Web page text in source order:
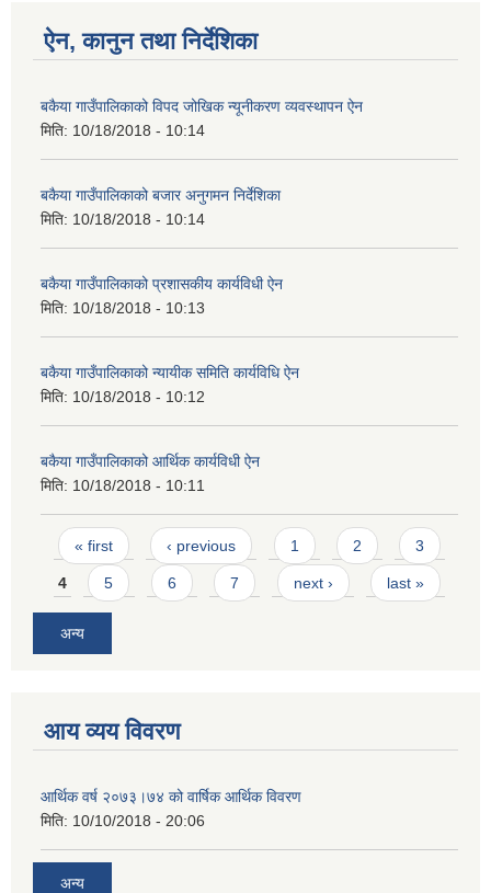
ऐन, कानुन तथा निर्देशिका
बकैया गाउँपालिकाको विपद जोखिक न्यूनीकरण व्यवस्थापन ऐन
मिति: 10/18/2018 - 10:14
बकैया गाउँपालिकाको बजार अनुगमन निर्देशिका
मिति: 10/18/2018 - 10:14
बकैया गाउँपालिकाको प्रशासकीय कार्यविधी ऐन
मिति: 10/18/2018 - 10:13
बकैया गाउँपालिकाको न्यायीक समिति कार्यविधि ऐन
मिति: 10/18/2018 - 10:12
बकैया गाउँपालिकाको आर्थिक कार्यविधी ऐन
मिति: 10/18/2018 - 10:11
Pages
« first ‹ previous 1 2 3
4 5 6 7 next › last »
अन्य
आय व्यय विवरण
आर्थिक वर्ष २०७३।७४ को वार्षिक आर्थिक विवरण
मिति: 10/10/2018 - 20:06
अन्य